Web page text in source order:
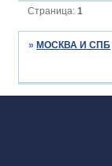
Страница:1
»МОСКВА И СПБ